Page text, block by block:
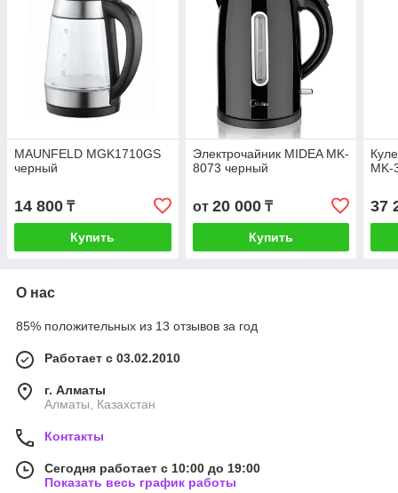
MAUNFELD MGK1710GS
черный
14 800 ₸
Купить
Электрочайник MIDEA MK-
8073 черный
от 20 000₸
Купить
MK-
37
О нас
85% положительных из 13 отзывов за год
Работает с 03.02.2010
г. Алматы
Алматы, Казахстан
Контакты
Сегодня работает с 10:00 до 19:00
Показать весь график работы